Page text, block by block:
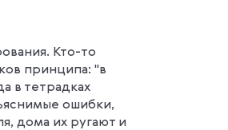
Кто-то
принципа: "в
в тетрадках
ошибки,
дома их ругают и